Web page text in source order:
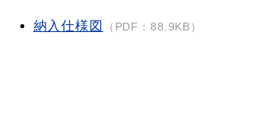
納入仕様図 （PDF：88.9KB）